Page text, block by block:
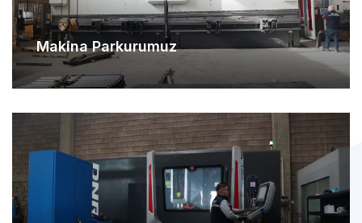
Makina Parkurumuz